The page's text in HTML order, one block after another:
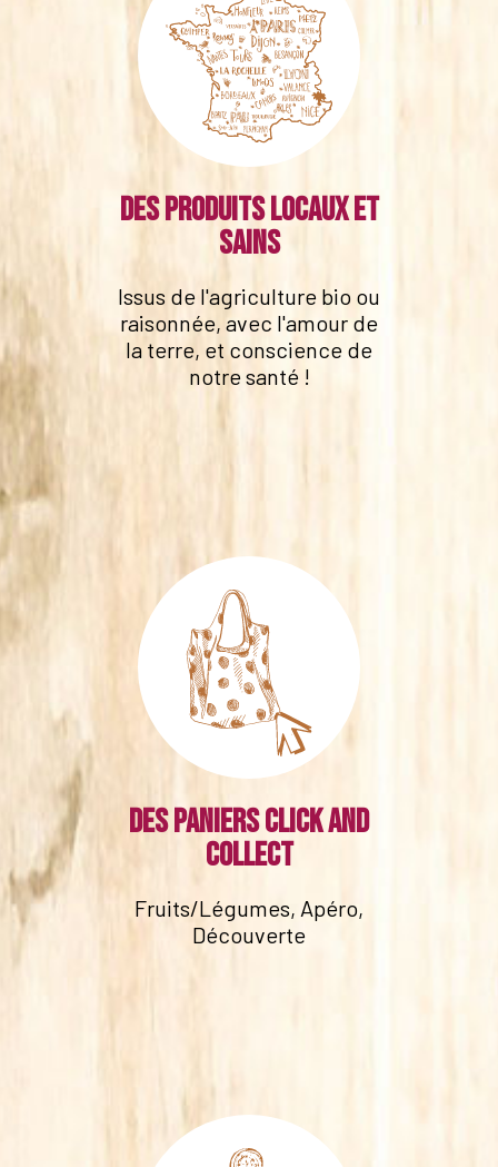
Des produits locaux et
sains
Issus de l'agriculture bio ou
raisonnée, avec l'amour de
la terre, et conscience de
notre santé !
Des paniers click and
collect
Fruits/Légumes, Apéro,
Découverte